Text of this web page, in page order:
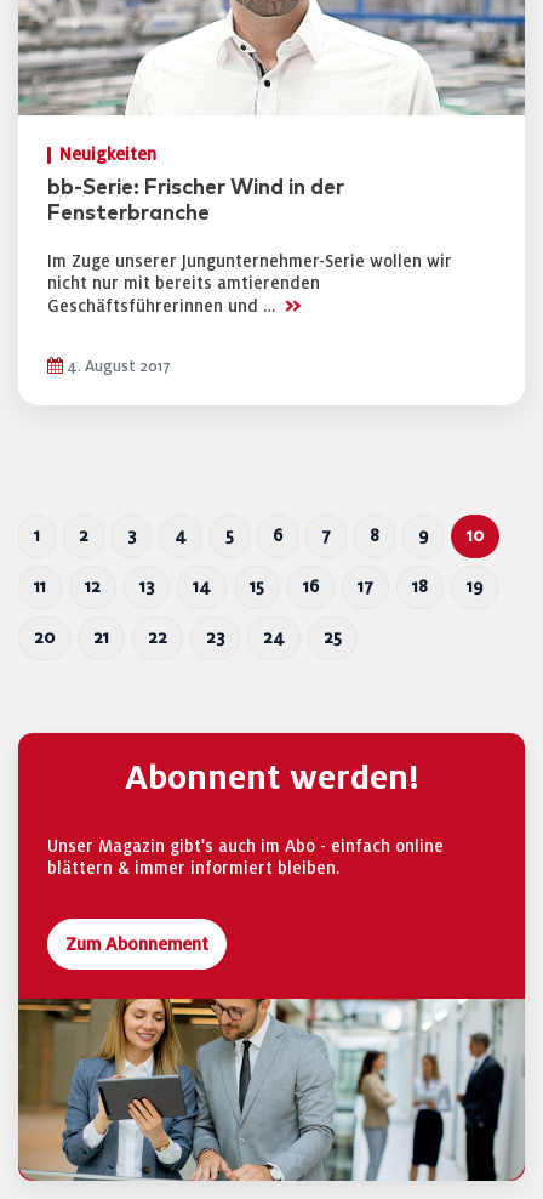
Neuigkeiten
bb-Serie: Frischer Wind in der
Fensterbranche
Im Zuge unserer Jungunternehmer-Serie wollen wir
nicht nur mit bereits amtierenden
Geschäftsführerinnen und … >>
4. August 2017
1 2 3 4 5 6 7 8 9 10
11 12 13 14 15 16 17 18 19
20 21 22 23 24 25
Abonnent werden!
Unser Magazin gibt's auch im Abo - einfach online
blättern & immer informiert bleiben.
Zum Abonnement